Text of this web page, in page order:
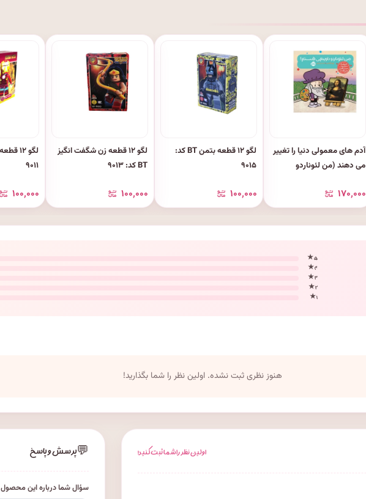
آدم های معمولی دنیا را تغییر
می دهند (من لئوناردو
۱۷۰٬۰۰۰
لگو ۱۲ قطعه بتمن BT کد:
۹۰۱۵
۱۰۰٬۰۰۰
لگو ۱۲ قطعه زن شگفت انگیز
BT کد: ۹۰۱۳
۱۰۰٬۰۰۰
۹۰۱۱
۱۰۰٬۰۰۰
۵ ★
۴ ★
۳ ★
۲ ★
۱ ★
هنوز نظری ثبت نشده. اولین نظر را شما بگذارید!
اولین نظر را شما ثبت کنید! 💬پرسش و پاسخ
سؤال شما درباره این محصول